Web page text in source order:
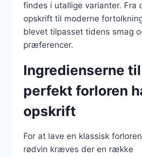
findes i utallige varianter. Fra
opskrift til moderne
blevet tilpasset tidens smag
præferencer.
Ingredienserne
perfekt forloren
opskrift
For at lave en klassisk
rødvin kræves der en række